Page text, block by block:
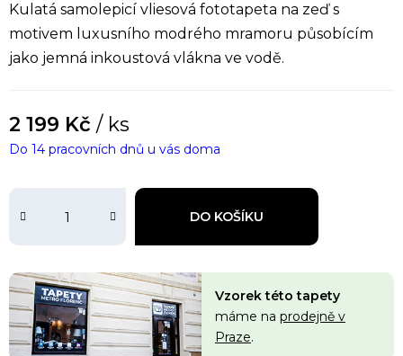
Kulatá samolepicí vliesová fototapeta na zeď s
motivem luxusního modrého mramoru působícím
jako jemná inkoustová vlákna ve vodě.
2 199 Kč / ks
DO KOŠÍKU
Do 14 pracovních dnů u vás doma
Vzorek této tapety
máme na prodejně v
Praze.